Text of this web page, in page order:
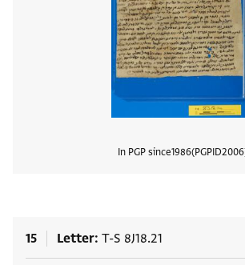
In PGP since1986 PGPID2006
15 Letter T-S 8J18.21